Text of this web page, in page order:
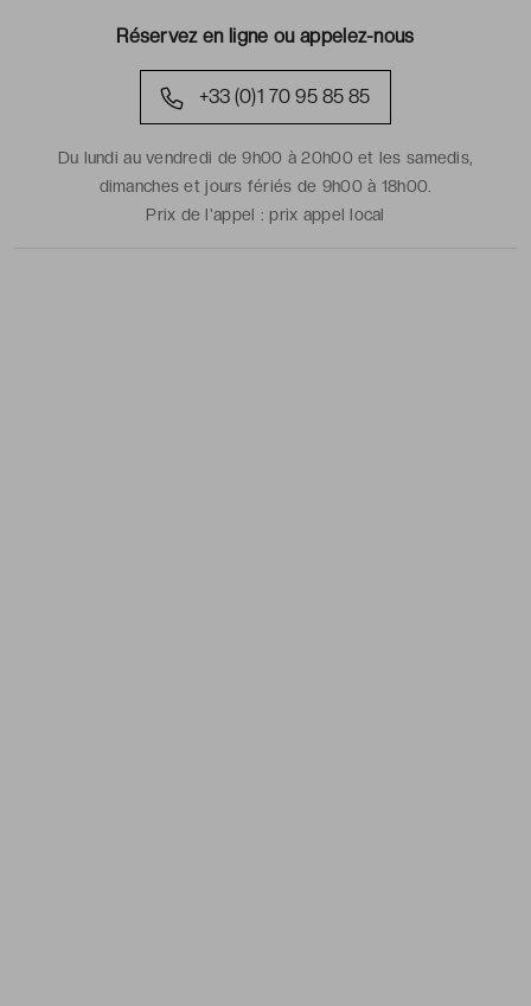
Réservez en ligne ou appelez-nous
+33 (0)1 70 95 85 85
Du lundi au vendredi de 9h00 à 20h00 et les samedis,
dimanches et jours fériés de 9h00 à 18h00.
Prix de l'appel :prix appel local